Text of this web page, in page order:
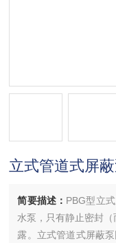
立式管道式屏
简要描述： PBG型立
水泵，只有静止密封
露。立式管道式屏蔽